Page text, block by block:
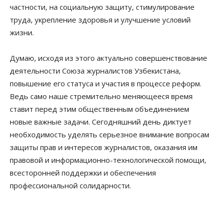
частности, на социальную защиту, стимулирование
труда, укрепление здоровья и улучшение условий
жизни.
Думаю, исходя из этого актуально совершенствование
деятельности Союза журналистов Узбекистана,
повышение его статуса и участия в процессе реформ.
Ведь само наше стремительно меняющееся время
ставит перед этим общественным объединением
новые важные задачи. Сегодняшний день диктует
необходимость уделять серьезное внимание вопросам
защиты прав и интересов журналистов, оказания им
правовой и информационно-технологической помощи,
всесторонней поддержки и обеспечения
профессиональной солидарности.